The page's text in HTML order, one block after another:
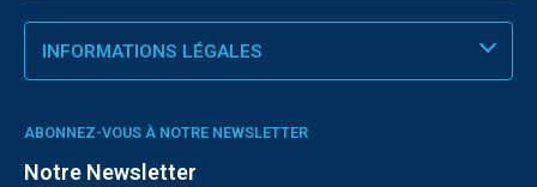
INFORMATIONS LÉGALES
ABONNEZ-VOUS À NOTRE NEWSLETTER
Notre Newsletter